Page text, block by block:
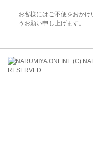
お客様にはご不便をおか
うお願い申し上げます。